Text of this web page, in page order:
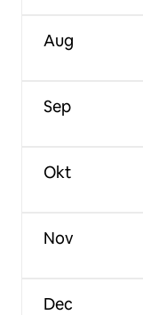
Aug
Sep
Okt
Nov
Dec